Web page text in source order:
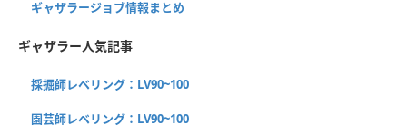
ギャザラージョブ情報まとめ
ギャザラー人気記事
採掘師レベリング：LV90~100
園芸師レベリング：LV90~100